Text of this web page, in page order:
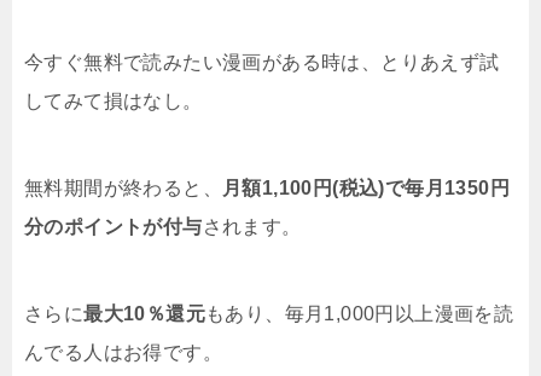
今すぐ無料で読みたい漫画がある時は、とりあえず試
してみて損はなし。
無料期間が終わると、
月額1,100円(税込)で毎月1350円
分のポイントが付与されます。
さらに最大10％還元もあり、毎月1,000円以上漫画を読
んでる人はお得です。